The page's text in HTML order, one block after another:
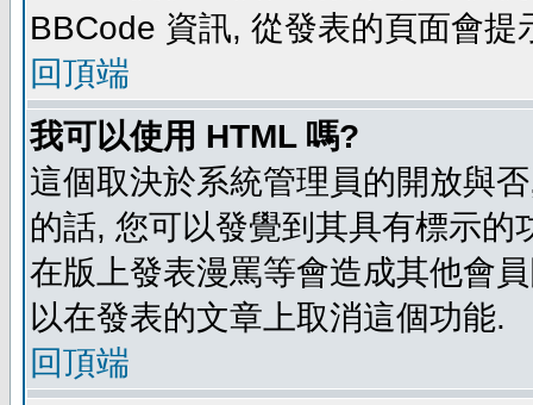
BBCode 資訊, 從發表的頁面會提
回頂端
我可以使用 HTML 嗎?
這個取決於系統管理員的開放與
的話, 您可以發覺到其具有標示
在版上發表漫罵等會造成其他會
以在發表的文章上取消這個功能.
回頂端